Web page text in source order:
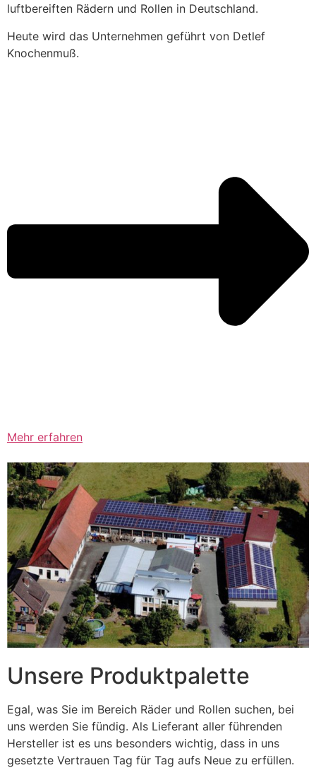
luftbereiften Rädern und Rollen in Deutschland.
Heute wird das Unternehmen geführt von Detlef
Knochenmuß.
Mehr erfahren
Unsere Produktpalette
Egal, was Sie im Bereich Räder und Rollen suchen, bei
uns werden Sie fündig. Als Lieferant aller führenden
Hersteller ist es uns besonders wichtig, dass in uns
gesetzte Vertrauen Tag für Tag aufs Neue zu erfüllen.